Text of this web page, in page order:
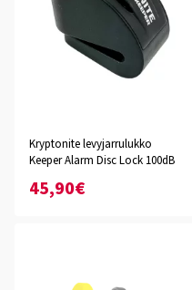
Kryptonite levyjarrulukko
Keeper Alarm Disc Lock 100dB
45,90€